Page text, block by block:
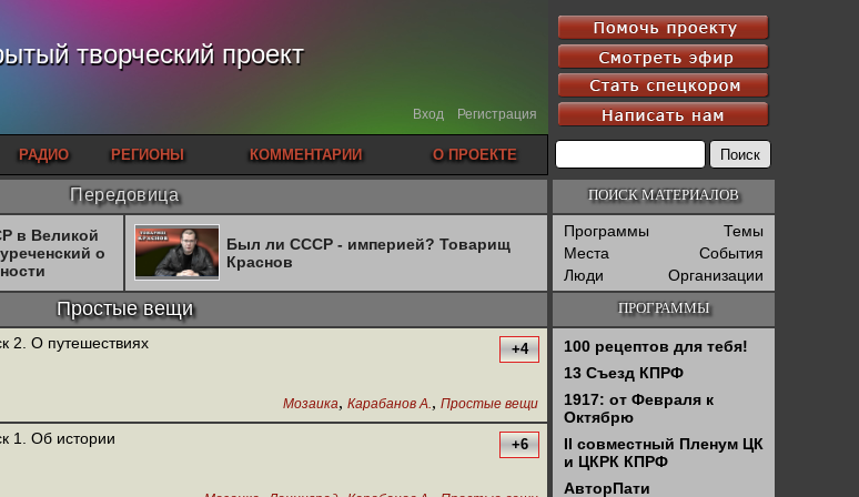
творческий проект
Вход Регистрация
РАДИО РЕГИОНЫ КОММЕНТАРИИ О ПРОЕКТЕ
Передовица
в Великой
о
Был ли СССР - империей? Товарищ
Краснов
Простые вещи
2. О путешествиях +4
Мозаика, Карабанов А., Простые вещи
1. Об истории +6
ПОИСК МАТЕРИАЛОВ
Программы
Темы
Места
События
Люди
Организации
ПРОГРАММЫ
100 рецептов для тебя!
13 Съезд КПРФ
1917: от Февраля к
Октябрю
II совместный Пленум ЦК
и ЦКРК КПРФ
АвторПати